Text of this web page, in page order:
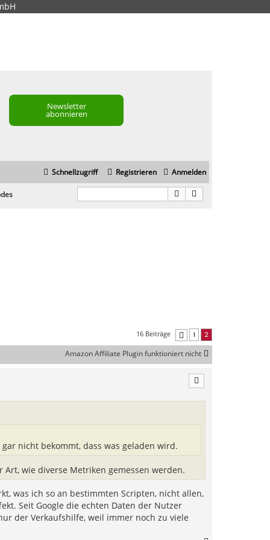
Newsletter
abonnieren
Schnellzugriff Anmelden
Registrieren
16 Beiträge Vorherige
1 2
Amazon Affiliate Plugin funktioniert nicht
nicht bekommt, dass was geladen wird.
wie diverse Metriken gemessen werden.
was ich so an bestimmten Scripten, nicht allen,
Seit Google die echten Daten der Nutzer
der Verkaufshilfe, weil immer noch zu viele